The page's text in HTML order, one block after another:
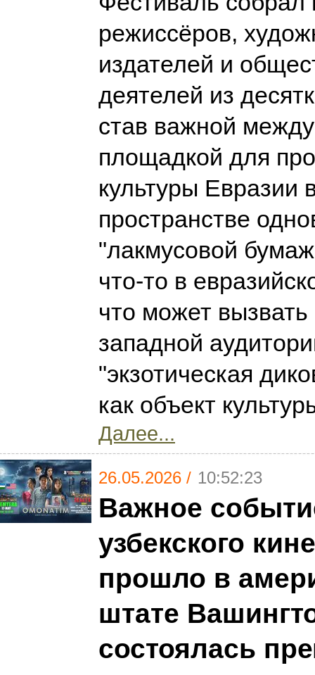
режиссёров,
издателей и
деятелей из
став важной
площадкой для
культуры Евразии
пространстве
"лакмусовой
что-то в
что может вызвать
западной
"экзотическая
как объект
Далее...
26.05.2026 / 10:52:23
Важное
узбекского
прошло в
штате
состоялась